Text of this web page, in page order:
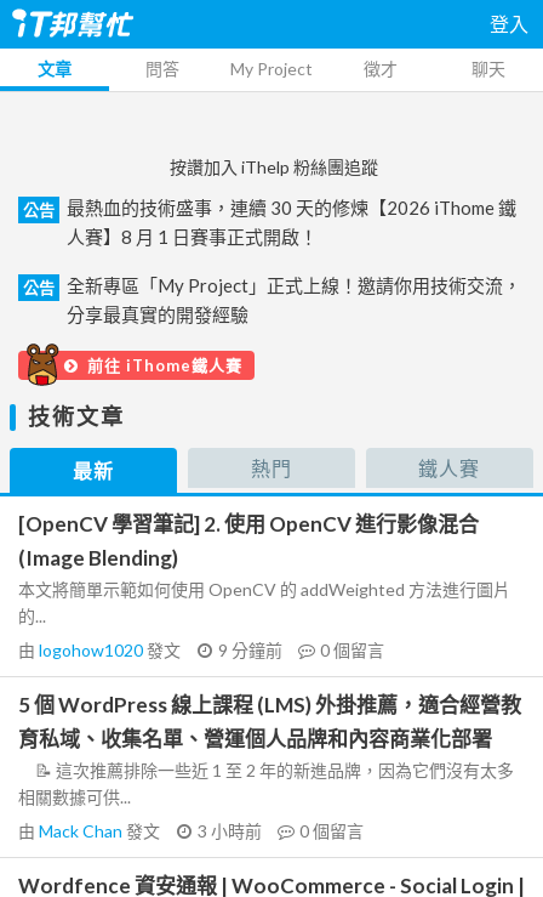
登入
文章 問答 My Project 徵才 聊天
按讚加入 iThelp 粉絲團追蹤
公告
最熱血的技術盛事，連續 30 天的修煉【2026 iThome 鐵
人賽】8 月 1 日賽事正式開啟！
公告
全新專區「My Project」正式上線！邀請你用技術交流，
分享最真實的開發經驗
前往 iThome鐵人賽
技術文章
最新 熱門 鐵人賽
[OpenCV 學習筆記] 2. 使用 OpenCV 進行影像混合
(Image Blending)
本文將簡單示範如何使用 OpenCV 的 addWeighted 方法進行圖片
的...
由 logohow1020發文 9 分鐘前 0個留言
5 個 WordPress 線上課程 (LMS) 外掛推薦，適合經營教
育私域、收集名單、營運個人品牌和內容商業化部署
📝 這次推薦排除一些近 1 至 2 年的新進品牌，因為它們沒有太多
相關數據可供...
由 Mack Chan 發文 3 小時前 0個留言
Wordfence 資安通報 | WooCommerce - Social Login |